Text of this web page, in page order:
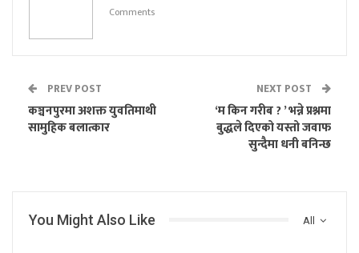
Comments
PREV POST
कञ्चनपुरमा अशक्त युवतिमाथी
सामुहिक बलात्कार
NEXT POST
‘म किन गरीब ? ’ भन्ने प्रश्नमा
बुद्धले दिएको यस्तो जवाफ
सुन्दैमा धनी बनिन्छ
All
You Might Also Like